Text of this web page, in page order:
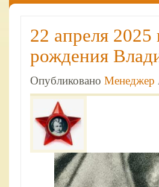
22 апреля 2025
рождения
Опубликовано Менеджер